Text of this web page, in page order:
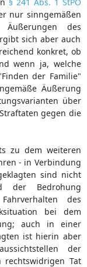
nur sinngemäßen
des
sich aber auch
konkret, ob
wenn ja, welche
der Familie"
Äußerung
über
gegen die
zu dem weiteren
- in Verbindung
sind nicht
der Bedrohung
des
bei dem
auch in einer
ist hierin aber
der
rechtswidrigen Tat